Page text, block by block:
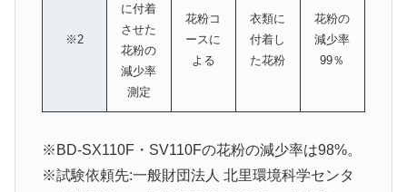
※2
に付着
させた
花粉の
減少率
測定
花粉コ
ースに
よる
衣類に
付着し
た花粉
花粉の
減少率
99％
※BD-SX110F・SV110Fの花粉の減少率は98%。
※試験依頼先:一般財団法人 北里環境科学センタ